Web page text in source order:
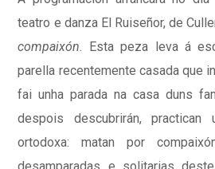
teatro e danza El Ruiseñor, de
compaixón. Esta peza leva á
parella recentemente casada que
fai unha parada na casa duns
despois descubrirán, practican
ortodoxa: matan por